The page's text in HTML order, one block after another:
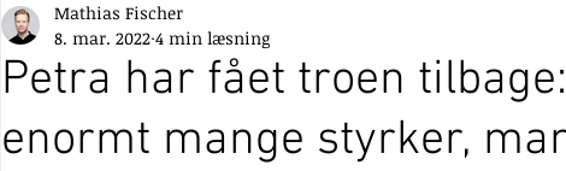
Petra har fået troen
enormt mange styrker,
Mathias Fischer
8. mar. 2022 4 min læsning